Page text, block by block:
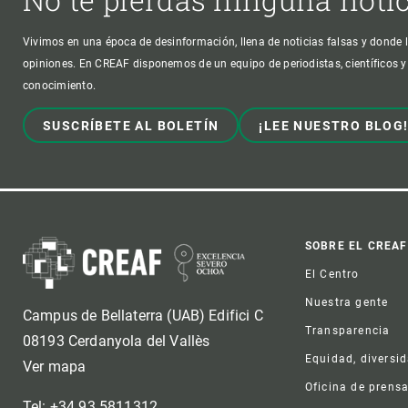
Vivimos en una época de desinformación, llena de noticias falsas y
opiniones. En CREAF disponemos de un equipo de periodistas, científicos
conocimiento.
SUSCRÍBETE AL BOLETÍN ¡LEE NUESTRO BLOG!
Campus de Bellaterra (UAB) Edifici C
08193 Cerdanyola del Vallès
Ver mapa
SOBRE EL CREAF
El Centro
Nuestra gente
Transparencia
Equidad,
Oficina de